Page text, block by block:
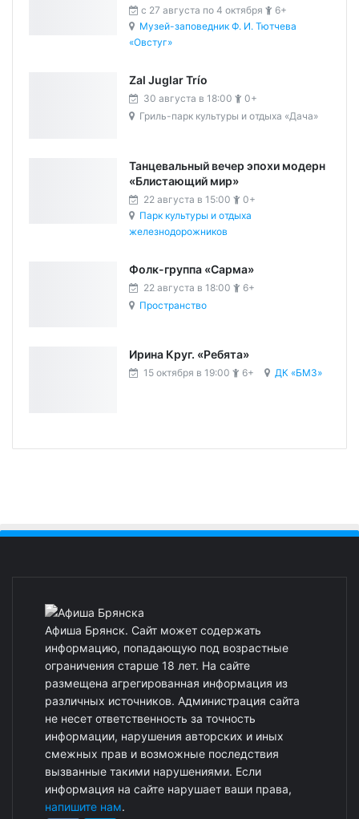
c 27 августа по 4 октября
6+
Музей-заповедник Ф. И. Тютчева
«Овстуг»
Zal Juglar Trío
30 августа в 18:00
0+
Гриль-парк культуры и отдыха «Дача»
Танцевальный вечер эпохи модерн
«Блистающий мир»
22 августа в 15:00
0+
Парк культуры и отдыха
железнодорожников
Фолк-группа «Сарма»
22 августа в 18:00
6+
Пространство
Ирина Круг. «Ребята»
15 октября в 19:00 6+ ДК «БМЗ»
Афиша Брянск. Сайт может содержать
информацию, попадающую под возрастные
ограничения старше 18 лет. На сайте
размещена агрегированная информация из
различных источников. Администрация сайта
не несет ответственность за точность
информации, нарушения авторских и иных
смежных прав и возможные последствия
вызванные такими нарушениями. Если
информация на сайте нарушает ваши права,
напишите нам.